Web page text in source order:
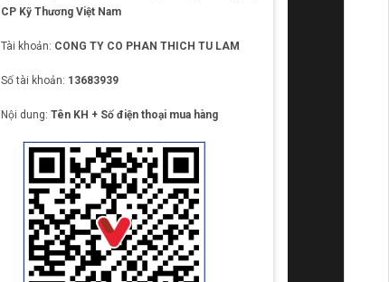
CP Kỹ Thương Việt Nam
Tài khoản: CONG TY CO PHAN THICH TU LAM
Số tài khoản: 13683939
Nội dung: Tên KH + Số điện thoại mua hàng